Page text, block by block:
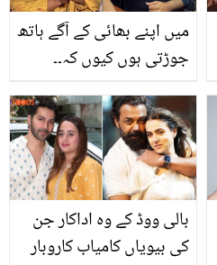
میں اپنے بھائی کے آگے ہاتھ
جوڑتی ہوں کیوں کہ۔۔
دعویٰ کرنے والی عورت بات
کرتے ہوئے کیوں روپڑیں؟
بالی ووڈ کے وہ اداکار جن
کی بیویاں کامیاب کاروبار